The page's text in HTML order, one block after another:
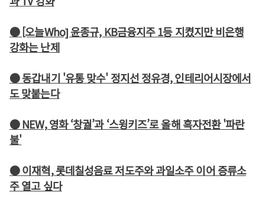
● [오늘Who] 윤종규, KB금융지주 1등 지켰지만 비은행
강화는 난제
● 동갑내기 '유통 맞수' 정지선 정유경, 인테리어시장에서
도 맞붙는다
● NEW, 영화 ‘창궐’과 ‘스윙키즈’로 올해 흑자전환 '파란
불'
● 이재혁, 롯데칠성음료 저도주와 과일소주 이어 증류소
주 열고 싶다